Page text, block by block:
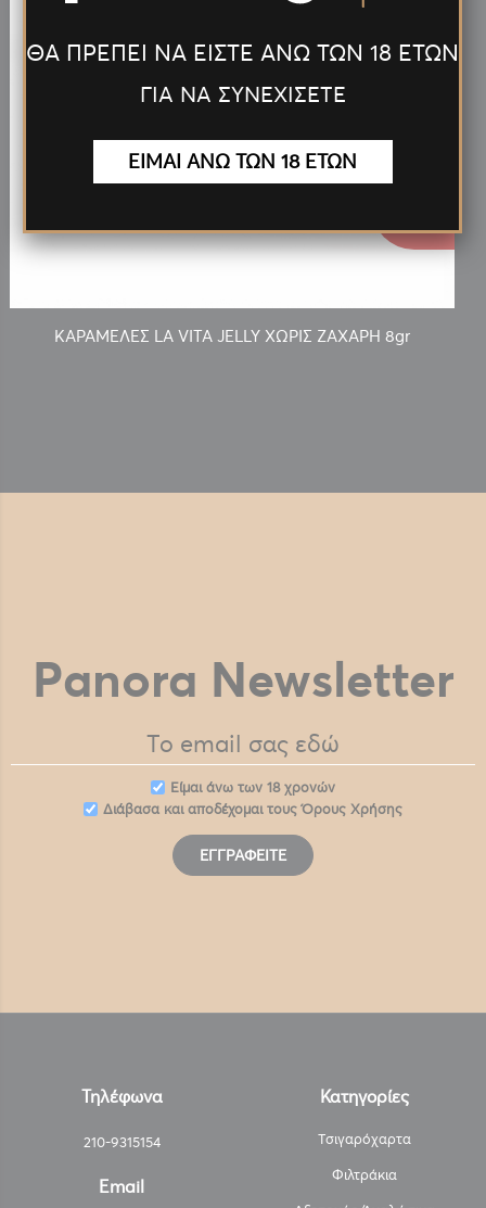
ΚΑΡΑΜΕΛΕΣ LA VITA JELLY ΧΩΡΙΣ ΖΑΧΑΡΗ 8gr
Panora Newsletter
Eίμαι άνω των 18 χρονών
Διάβασα και αποδέχομαι τουςΌρους Χρήσης
ΕΓΓΡΑΦΕΊΤΕ
Τηλέφωνα
210-9315154
Email
Κατηγορίες
Τσιγαρόχαρτα
Φιλτράκια
ΘΑ ΠΡΕΠΕΙ ΝΑ ΕΙΣΤΕ ΑΝΩ ΤΩΝ 18 ΕΤΩΝ
ΓΙΑ ΝΑ ΣΥΝΕΧΙΣΕΤΕ
ΕΙΜΑΙ ΑΝΩ ΤΩΝ 18 ΕΤΩΝ